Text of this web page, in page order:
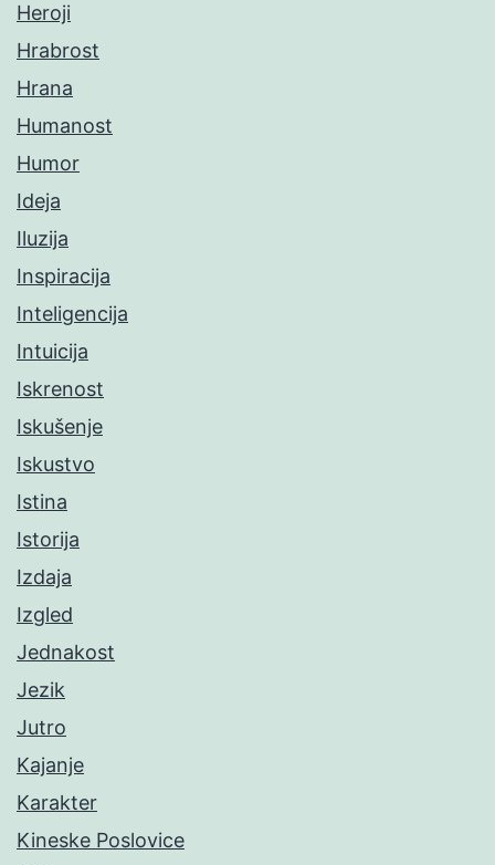
Heroji
Hrabrost
Hrana
Humanost
Humor
Ideja
Iluzija
Inspiracija
Inteligencija
Intuicija
Iskrenost
Iskušenje
Iskustvo
Istina
Istorija
Izdaja
Izgled
Jednakost
Jezik
Jutro
Kajanje
Karakter
Kineske Poslovice